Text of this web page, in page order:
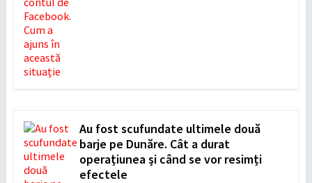
Au fost scufundate ultimele două
barje pe Dunăre. Cât a durat
operațiunea și când se vor resimți
efectele